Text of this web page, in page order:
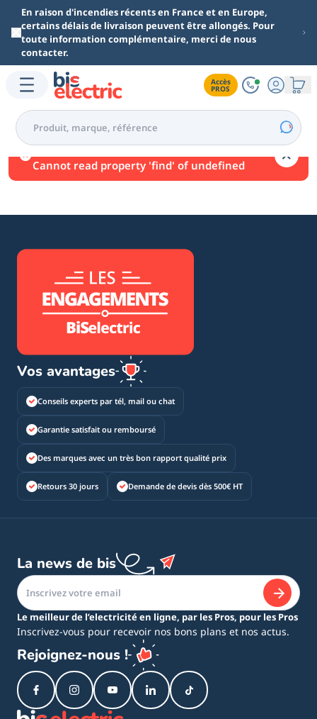
Aller au contenu principal
En raison d'incendies récents en France et en Europe,
certains délais de livraison peuvent être allongés. Pour
toute information complémentaire, merci de nous
contacter.
Accès
PROS
Une erreur est survenue.
Cannot read property 'find' of undefined
Vos avantages
Conseils experts par tél, mail ou chat
Garantie satisfait ou remboursé
Des marques avec un très bon rapport qualité prix
Retours 30 jours Demande de devis dès 500€ HT
La news de bis
Le meilleur de l’electricité en ligne, par les Pros, pour les Pros
Inscrivez-vous pour recevoir nos bons plans et nos actus.
Rejoignez-nous !